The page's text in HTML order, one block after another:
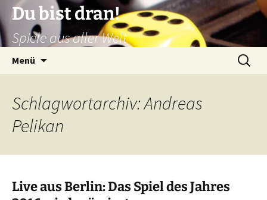
Zum
Inhalt
springen
Du bist dran!
Spiele aus aller Welt
Menü
Suchen
nach:
Schlagwortarchiv: Andreas
Pelikan
Live aus Berlin: Das Spiel des Jahres